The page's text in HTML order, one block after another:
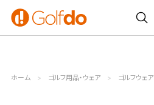
ゴルフ
クラブ
ゴルフ用品
ホーム ゴルフ用品・ウェア ゴルフウェア